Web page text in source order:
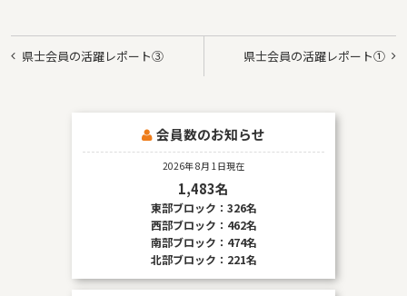
投
県士会員の活躍レポート①
県士会員の活躍レポート③
会員数のお知らせ
2026年 8月 1日現在
1,483名
東部ブロック：326名
西部ブロック：462名
南部ブロック：474名
北部ブロック：221名